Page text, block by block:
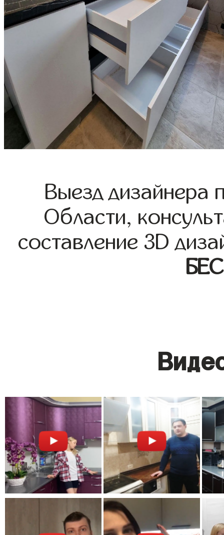
Выезд дизайнера
Области,
составление 3D